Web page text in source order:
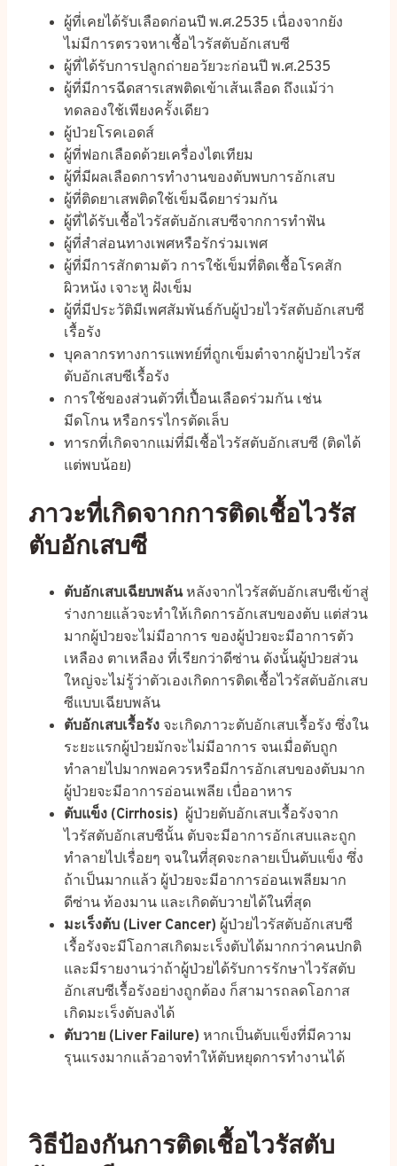
ผู้ที่เคยได้รับเลือดก่อนปี พ.ศ.2535 เนื่องจากยัง
ไม่มีการตรวจหาเชื้อไวรัสตับอักเสบซี
ผู้ที่ได้รับการปลูกถ่ายอวัยวะก่อนปี พ.ศ.2535
ผู้ที่มีการฉีดสารเสพติดเข้าเส้นเลือด ถึงแม้ว่า
ทดลองใช้เพียงครั้งเดียว
ผู้ป่วยโรคเอดส์
ผู้ที่ฟอกเลือดด้วยเครื่องไตเทียม
ผู้ที่มีผลเลือดการทำงานของตับพบการอักเสบ
ผู้ที่ติดยาเสพติดใช้เข็มฉีดยาร่วมกัน
ผู้ที่ได้รับเชื้อไวรัสตับอักเสบซีจากการทำฟัน
ผู้ที่สำส่อนทางเพศหรือรักร่วมเพศ
ผู้ที่มีการสักตามตัว การใช้เข็มที่ติดเชื้อโรคสัก
ผิวหนัง เจาะหู ฝังเข็ม
ผู้ที่มีประวัติมีเพศสัมพันธ์กับผู้ป่วยไวรัสตับอักเสบซี
เรื้อรัง
บุคลากรทางการแพทย์ที่ถูกเข็มตำจากผู้ป่วยไวรัส
ตับอักเสบซีเรื้อรัง
การใช้ของส่วนตัวที่เปื้อนเลือดร่วมกัน เช่น
มีดโกน หรือกรรไกรตัดเล็บ
ทารกที่เกิดจากแม่ที่มีเชื้อไวรัสตับอักเสบซี (ติดได้
แต่พบน้อย)
ภาวะที่เกิดจากการติดเชื้อไวรัส
ตับอักเสบซี
ตับอักเสบเฉียบพลันหลังจากไวรัสตับอักเสบซีเข้าสู่
ร่างกายแล้วจะทำให้เกิดการอักเสบของตับ แต่ส่วน
มากผู้ป่วยจะไม่มีอาการ ของผู้ป่วยจะมีอาการตัว
เหลือง ตาเหลือง ที่เรียกว่าดีซ่าน ดังนั้นผู้ป่วยส่วน
ใหญ่จะไม่รู้ว่าตัวเองเกิดการติดเชื้อไวรัสตับอักเสบ
ซีแบบเฉียบพลัน
ตับอักเสบเรื้อรัง จะเกิดภาวะตับอักเสบเรื้อรัง ซึ่งใน
ระยะแรกผู้ป่วยมักจะไม่มีอาการ จนเมื่อตับถูก
ทำลายไปมากพอควรหรือมีการอักเสบของตับมาก
ผู้ป่วยจะมีอาการอ่อนเพลีย เบื่ออาหาร
ตับแข็ง (Cirrhosis) ผู้ป่วยตับอักเสบเรื้อรังจาก
ไวรัสตับอักเสบซีนั้น ตับจะมีอาการอักเสบและถูก
ทำลายไปเรื่อยๆ จนในที่สุดจะกลายเป็นตับแข็ง ซึ่ง
ถ้าเป็นมากแล้ว ผู้ป่วยจะมีอาการอ่อนเพลียมาก
ดีซ่าน ท้องมาน และเกิดตับวายได้ในที่สุด
มะเร็งตับ (Liver Cancer) ผู้ป่วยไวรัสตับอักเสบซี
เรื้อรังจะมีโอกาสเกิดมะเร็งตับได้มากกว่าคนปกติ
และมีรายงานว่าถ้าผู้ป่วยได้รับการรักษาไวรัสตับ
อักเสบซีเรื้อรังอย่างถูกต้อง ก็สามารถลดโอกาส
เกิดมะเร็งตับลงได้
ตับวาย (Liver Failure) หากเป็นตับแข็งที่มีความ
รุนแรงมากแล้วอาจทำให้ตับหยุดการทำงานได้
วิธีป้องกันการติดเชื้อไวรัสตับ